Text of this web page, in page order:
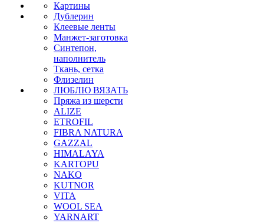
Картины
Дублерин
Клеевые ленты
Манжет-заготовка
Синтепон,
наполнитель
Ткань, сетка
Флизелин
ЛЮБЛЮ ВЯЗАТЬ
Пряжа из шерсти
ALIZE
ETROFIL
FIBRA NATURA
GAZZAL
HIMALAYA
KARTOPU
NAKO
KUTNOR
VITA
WOOL SEA
YARNART